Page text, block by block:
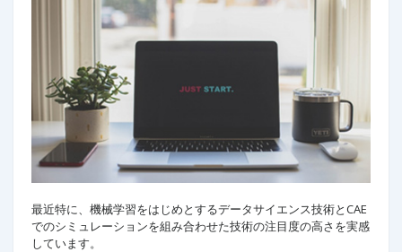
最近特に、機械学習をはじめとするデータサイエンス技術とCAE
でのシミュレーションを組み合わせた技術の注目度の高さを実感
しています。​